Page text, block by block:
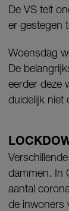
De VS telt
er gestegen
Woensdag
De
eerder deze
duidelijk niet
dammen. In
aantal
de inwoners